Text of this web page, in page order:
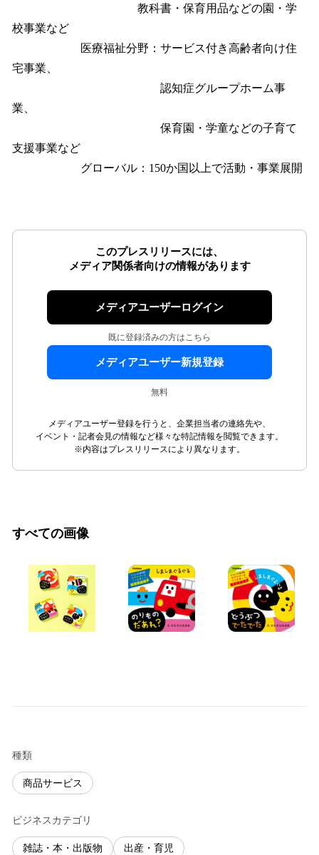
教科書・保育用品などの園・学
校事業など
医療福祉分野：サービス付き高齢者向け住
宅事業、
認知症グループホーム事
業、
保育園・学童などの子育て
支援事業など
グローバル：150か国以上で活動・事業展開
このプレスリリースには、
メディア関係者向けの情報があります
メディアユーザーログイン
既に登録済みの方はこちら
メディアユーザー新規登録
無料
メディアユーザー登録を行うと、企業担当者の連絡先や、
イベント・記者会見の情報など様々な特記情報を閲覧できます。
※内容はプレスリリースにより異なります。
すべての画像
種類
商品サービス
ビジネスカテゴリ
雑誌・本・出版物 出産・育児